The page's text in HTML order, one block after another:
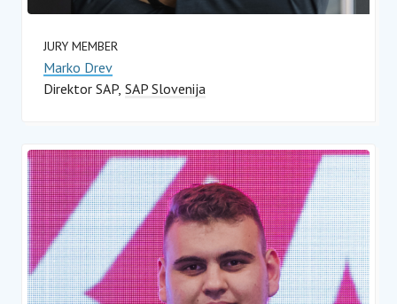
JURY MEMBER
Marko Drev
Direktor SAP SAP Slovenija